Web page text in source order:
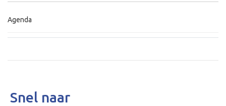
Agenda
Snel naar